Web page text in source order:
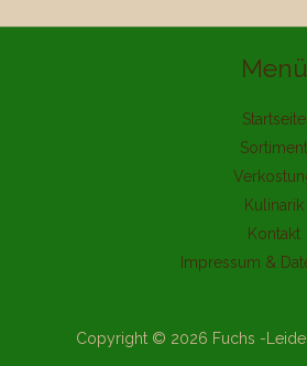
Menü
Startseite
Sortiment
Kulinarik
Kontakt
Impressum &
Copyright © 2026 Fuchs -